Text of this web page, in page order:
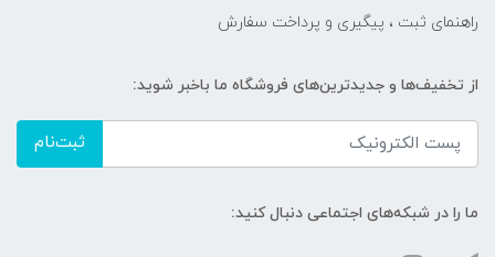
راهنمای ثبت ، پیگیری و پرداخت سفارش
از تخفیف‌ها و جدیدترین‌های فروشگاه ما باخبر شوید:
ثبت‌نام
ما را در شبکه‌های اجتماعی دنبال کنید: